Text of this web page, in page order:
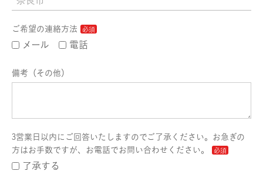
ご希望の連絡方法
メール 電話
備考（その他）
3営業日以内にご回答いたしますのでご了承ください。お急ぎの
方はお手数ですが、お電話でお問い合わせください。
了承する